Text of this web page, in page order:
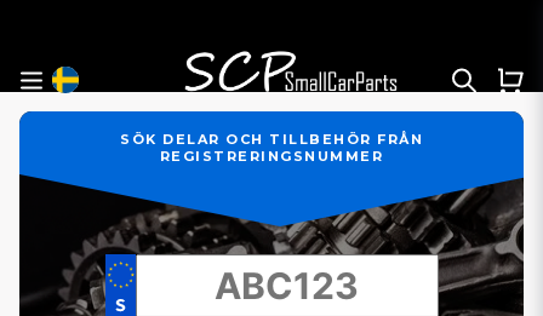
SÖK DELAR OCH TILLBEHÖR FRÅN
REGISTRERINGSNUMMER